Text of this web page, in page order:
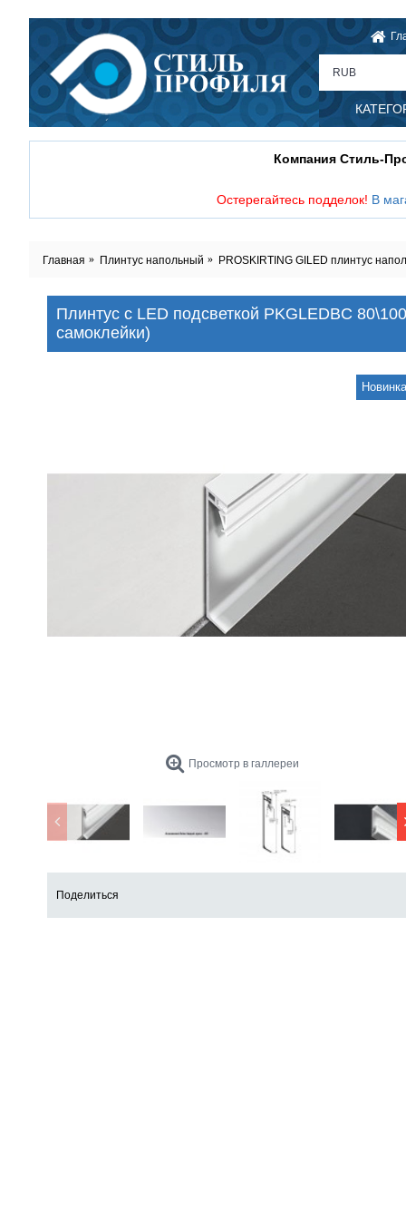
RUB
Компания Стиль-
Остерегайтесь подделок! В
Главная Плинтус напольный PROSKIRTING GILED плинтус
Плинтус с LED подсветкой PKGLEDBC
самоклейки)
Новинка
Просмотр в галлереи
Поделиться